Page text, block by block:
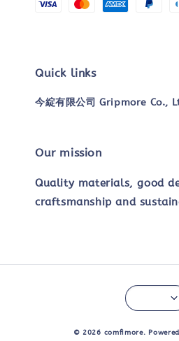
Quick links
今綻有限公司 Gripmore Co.,
Our mission
Quality materials, good
craftsmanship and
© 2026 comfimore.